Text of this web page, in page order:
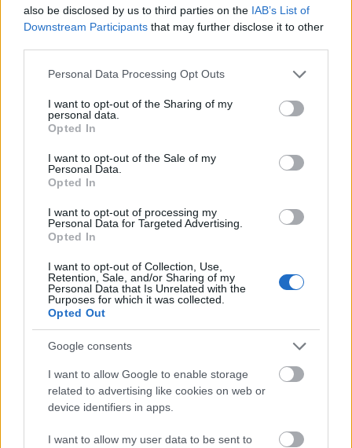
also be disclosed by us to third parties on the IAB’s List of
Downstream Participants that may further disclose it to other
Please note that this website/app uses one or more Google
not limited to your visit or usage behaviour. You may click to
grant or deny consent to Google and its third-party tags to
use your data for below specified purposes in below Google
consent section.
Personal Data Processing Opt Outs
I want to opt-out of the Sharing of my
personal data.
Opted In
I want to opt-out of the Sale of my
Personal Data.
Opted In
I want to opt-out of processing my
Personal Data for Targeted Advertising.
Opted In
I want to opt-out of Collection, Use,
Retention, Sale, and/or Sharing of my
Personal Data that Is Unrelated with the
Purposes for which it was collected.
Opted Out
Google consents
I want to allow Google to enable storage
related to advertising like cookies on web or
device identifiers in apps.
I want to allow my user data to be sent to
Utalvány formájában, novemberben érkezik
az iskolakezdési támogatás második fele
HÍREK 3 órája
Orosz olajfinomítókra csaptak le az
ukránok, nem késett a válasz
HÍREK 3 órája
Magyar Péter: már 2022-ben tudták, hogy az
energiarendszer a végnapjait éli